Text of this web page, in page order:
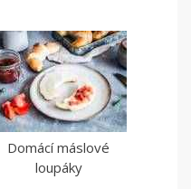
Domácí máslové
loupáky